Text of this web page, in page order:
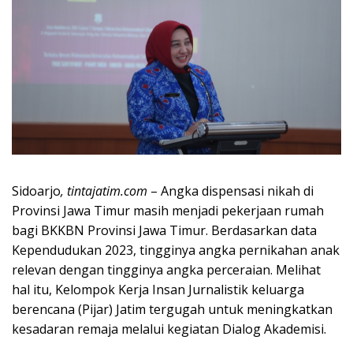
Sidoarjo, tintajatim.com – Angka dispensasi nikah di
Provinsi Jawa Timur masih menjadi pekerjaan rumah
bagi BKKBN Provinsi Jawa Timur. Berdasarkan data
Kependudukan 2023, tingginya angka pernikahan anak
relevan dengan tingginya angka perceraian. Melihat
hal itu, Kelompok Kerja Insan Jurnalistik keluarga
berencana (Pijar) Jatim tergugah untuk meningkatkan
kesadaran remaja melalui kegiatan Dialog Akademisi.